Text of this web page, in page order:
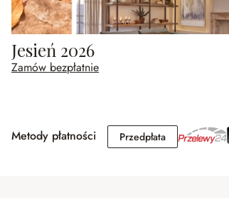
Jesień 2026
Zamów bezpłatnie
Metody płatności PrzedpłataPrzedpłata